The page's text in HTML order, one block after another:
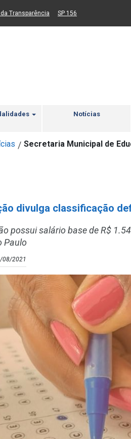
Ir para busca Ir para rodapé
um novo sítio)
da Transparência (Link para um novo sítio)
SP 156
Notícias
/ Secretaria Municipal de
divulga classificação
possui salário base de R$
Paulo
08/2021